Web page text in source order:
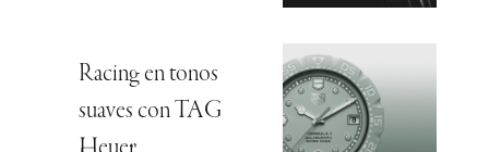
Racing en tonos
suaves con TAG